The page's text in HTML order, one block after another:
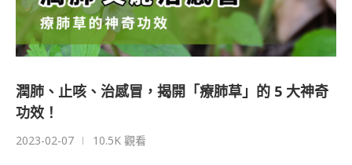
潤肺、止咳、治感冒，揭開「療肺草」的 5 大神奇
功效！
2023-02-07 10.5K 觀看